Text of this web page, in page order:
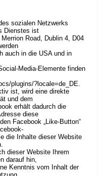
sozialen Netzwerks
Dienstes ist
Road, Dublin 4, D04
auch in die USA und in
Media-Elemente finden
plugins/?locale=de_DE.
ist, wird eine direkte
und dem
erhält dadurch die
diese
Facebook „Like-Button“
die Inhalte dieser Website
dieser Website Ihrem
darauf hin,
Kenntnis vom Inhalt der